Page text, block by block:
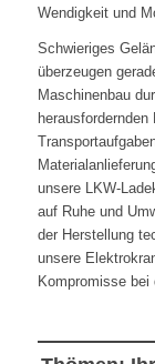
Wendigkeit und
Schwieriges
überzeugen
Maschinenbau
unsere LKW-
auf Ruhe und
der Herstellung
unsere
Kompromisse